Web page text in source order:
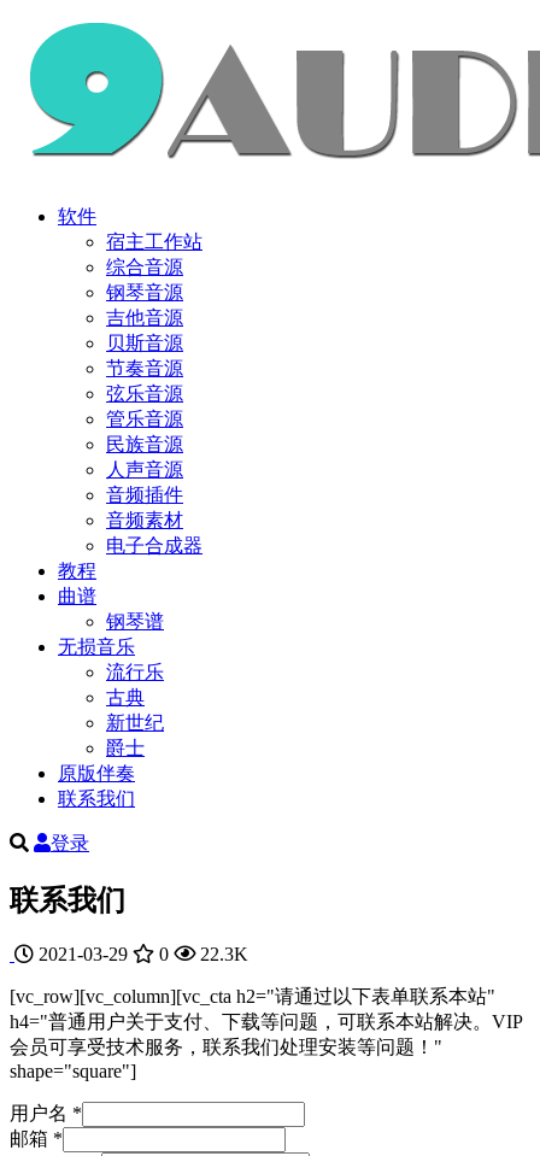
软件
宿主工作站
综合音源
钢琴音源
吉他音源
贝斯音源
节奏音源
弦乐音源
管乐音源
民族音源
人声音源
音频插件
音频素材
电子合成器
教程
曲谱
钢琴谱
无损音乐
流行乐
古典
新世纪
爵士
原版伴奏
联系我们
登录
联系我们
2021-03-29 0 22.3K
[vc_row][vc_column][vc_cta h2="请通过以下表单联系本站"
h4="普通用户关于支付、下载等问题，可联系本站解决。VIP
会员可享受技术服务，联系我们处理安装等问题！"
shape="square"]
用户名 *
邮箱 *